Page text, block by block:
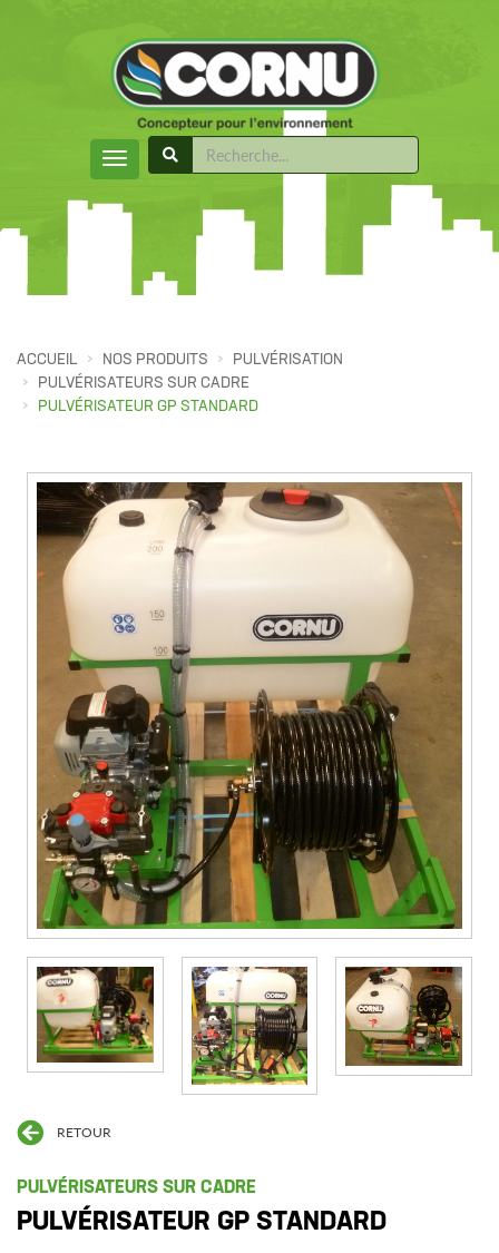
ACCUEIL NOS PRODUITS
PULVÉRISATION
PULVÉRISATEURS SUR CADRE
PULVÉRISATEUR GP STANDARD
RETOUR
PULVÉRISATEURS SUR CADRE
PULVÉRISATEUR GP STANDARD